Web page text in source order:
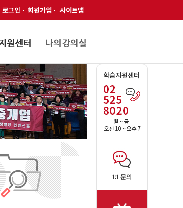
로그인 회원가입 사이트맵